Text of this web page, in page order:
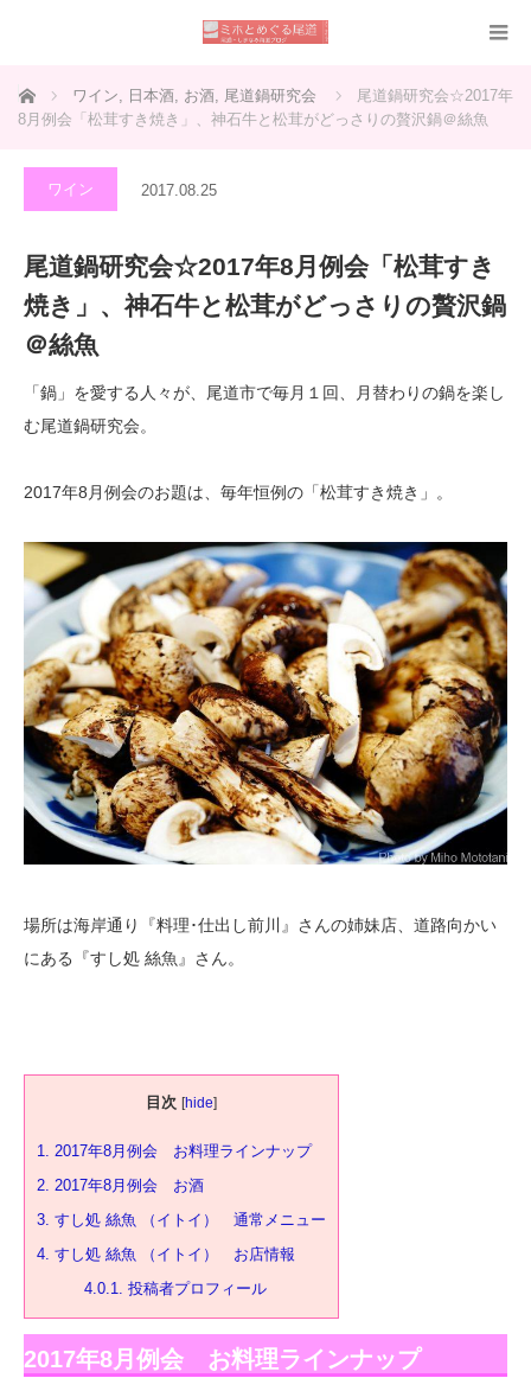
ホーム ワイン, 日本酒, お酒, 尾道鍋研究会
尾道鍋研究会☆2017年
8月例会「松茸すき焼き」、神石牛と松茸がどっさりの贅沢鍋＠絲魚
ワイン 2017.08.25
尾道鍋研究会☆2017年8月例会「松茸すき
焼き」、神石牛と松茸がどっさりの贅沢鍋
＠絲魚
「鍋」を愛する人々が、尾道市で毎月１回、月替わりの鍋を楽し
む尾道鍋研究会。
2017年8月例会のお題は、毎年恒例の「松茸すき焼き」。
場所は海岸通り『料理･仕出し前川』さんの姉妹店、道路向かい
にある『すし処 絲魚』さん。
目次 [hide]
1. 2017年8月例会 お料理ラインナップ
2. 2017年8月例会 お酒
3. すし処 絲魚 （イトイ） 通常メニュー
4. すし処 絲魚 （イトイ） お店情報
4.0.1. 投稿者プロフィール
2017年8月例会 お料理ラインナップ